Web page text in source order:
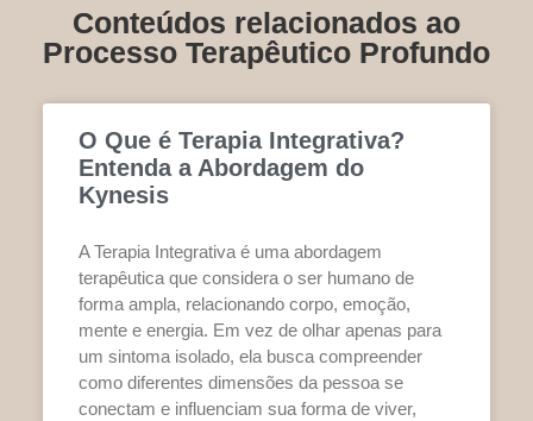
Conteúdos relacionados ao
Processo Terapêutico Profundo
O Que é Terapia Integrativa?
Entenda a Abordagem do
Kynesis
A Terapia Integrativa é uma abordagem
terapêutica que considera o ser humano de
forma ampla, relacionando corpo, emoção,
mente e energia. Em vez de olhar apenas para
um sintoma isolado, ela busca compreender
como diferentes dimensões da pessoa se
conectam e influenciam sua forma de viver,